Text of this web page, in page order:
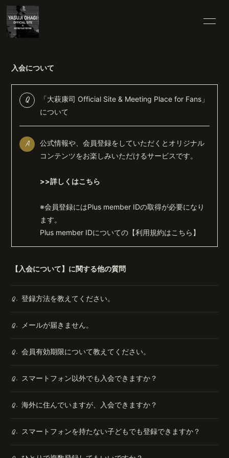
INFORMATION
SCHEDULE
PROFILE
DISCOGRAPHY
BLOG
入会について
Q
「大萩康司 Official Site & Meeting Place for Fans」
について
A
公式情報や、会員登録をしていただくとオリジナル
コンテンツをお楽しみいただけるサービスです。
>>詳しくはこちら
※会員登録にはPlus member IDの取得が必要になり
ます。
Plus member IDについての【利用規約はこちら 】
【入会について】に関する他の質問
Q. 登録方法を教えてください。
Q. メールが届きません。
Q. 会員有効期限について教えてください。
Q. スマートフォン以外でも入会できますか？
Q. 海外に住んでいますが、入会できますか？
Q. スマートフォンを持たない子どもでも登録できますか？